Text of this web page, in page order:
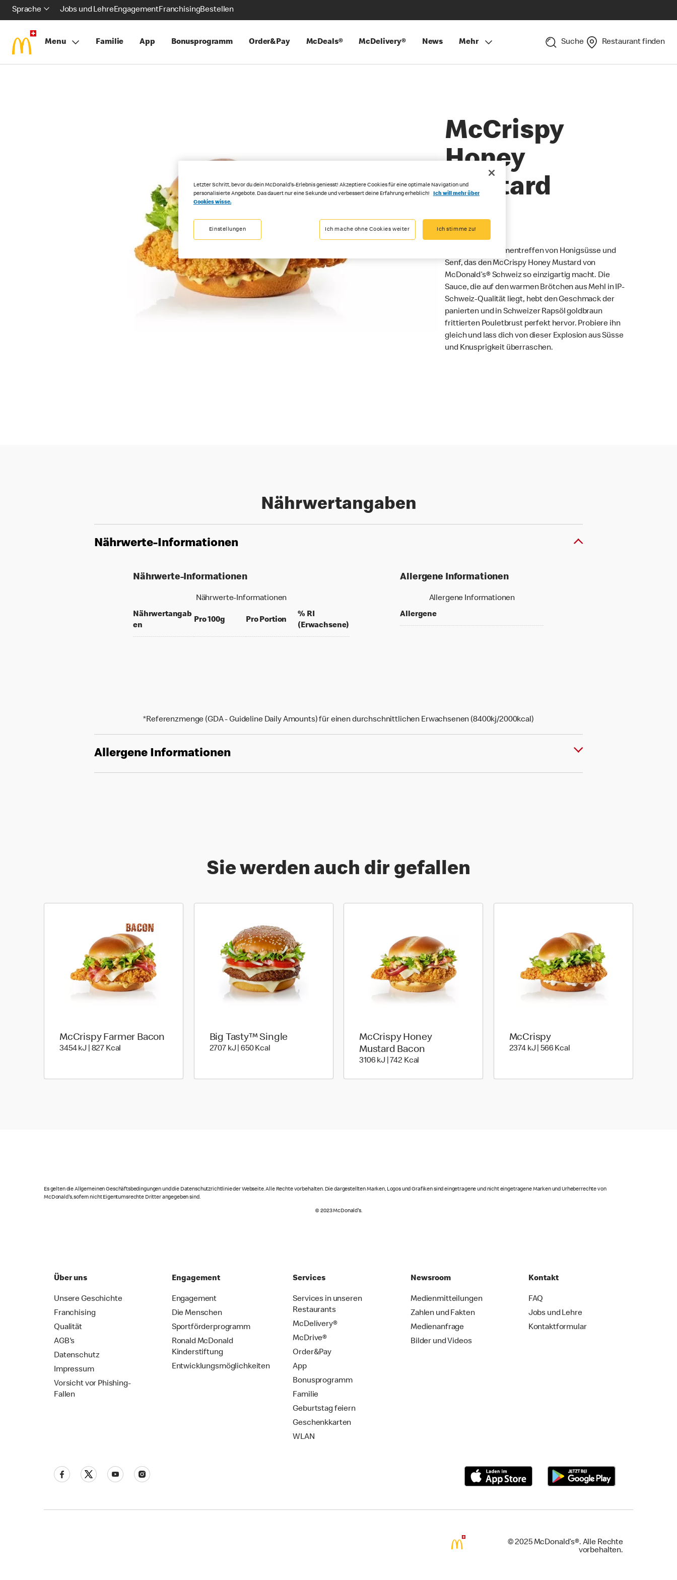
Sprache Jobs und LehreEngagementFranchisingBestellen
Menu Familie App Bonusprogramm Order&Pay McDeals® McDelivery® News Mehr Suche Restaurant finden
McCrispy
Honey
Mustard
Es ist das Zusammentreffen von Honigsüsse und
Senf, das den McCrispy Honey Mustard von
McDonald’s® Schweiz so einzigartig macht. Die
Sauce, die auf den warmen Brötchen aus Mehl in IP-
Schweiz-Qualität liegt, hebt den Geschmack der
panierten und in Schweizer Rapsöl goldbraun
frittierten Pouletbrust perfekt hervor. Probiere ihn
gleich und lass dich von dieser Explosion aus Süsse
und Knusprigkeit überraschen.
Nährwertangaben
Nährwerte-Informationen
Nährwerte-Informationen
Nährwerte-Informationen
Nährwertangab
en
Pro 100gper 100 grams
Pro Portion per portion
% RI
(Erwachsene) % daily value for an adult
Allergene Informationen
Allergene Informationen
Allergene
*Referenzmenge (GDA - Guideline Daily Amounts) für einen durchschnittlichen Erwachsenen (8400kj/2000kcal)
Allergene Informationen
Sie werden auch dir gefallen
McCrispy Farmer Bacon
3454 kJ | 827 Kcal 3454 kiloJoule | 827 kilo calories
Big Tasty™ Single
2707 kJ | 650 Kcal2707 kiloJoule | 650 kilo calories
McCrispy Honey
Mustard Bacon
3106 kJ | 742 Kcal
McCrispy
2374 kJ | 566 Kcal2374 kiloJoule | 566 kilo
Es gelten die Allgemeinen Geschäftsbedingungen und die Datenschutzrichtlinie der Webseite. Alle Rechte vorbehalten. Die dargestellten Marken, Logos und Grafiken sind eingetragene und nicht eingetragene Marken und Urheberrechte von
McDonald's, sofern nicht Eigentumsrechte Dritter angegeben sind.
© 2023 McDonald's.
Über uns
Unsere Geschichte
Franchising
Qualität
AGB's
Datenschutz
Impressum
Vorsicht vor Phishing-
Fallen
Engagement
Engagement
Die Menschen
Sportförderprogramm
Ronald McDonald
Kinderstiftung
Entwicklungsmöglichkeiten
Services
Services in unseren
Restaurants
McDelivery®
McDrive®
Order&Pay
App
Bonusprogramm
Familie
Geburtstag feiern
Geschenkkarten
WLAN
Newsroom
Medienmitteilungen
Zahlen und Fakten
Medienanfrage
Bilder und Videos
Kontakt
FAQ
Jobs und Lehre
Kontaktformular
© 2025 McDonald’s®. Alle Rechte
vorbehalten.
Letzter Schritt, bevor du dein McDonald's-Erlebnis geniesst! Akzeptiere Cookies für eine optimale Navigation und
personalisierte Angebote. Das dauert nur eine Sekunde und verbessert deine Erfahrung erheblich!
Ich will mehr über
Cookies wisse.
Einstellungen Ich mache ohne Cookies weiter Ich stimme zu!